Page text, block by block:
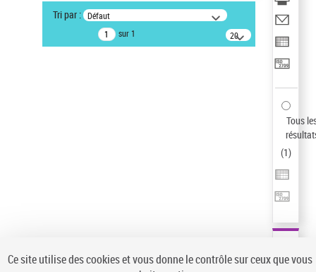
Auteur d’œuvre
Temperton, Rod (1947-2016)
Type de notice d'autorité
Tri par : Défaut
sur 1
20
résultats/page
Tous
(1)
Ce site utilise des cookies et vous donne le contrôle sur ceux que vous